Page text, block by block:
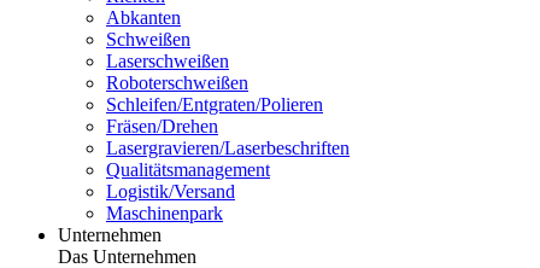
Abkanten
Schweißen
Laserschweißen
Roboterschweißen
Schleifen/Entgraten/Polieren
Fräsen/Drehen
Lasergravieren/Laserbeschriften
Qualitätsmanagement
Logistik/Versand
Maschinenpark
Unternehmen
Das Unternehmen